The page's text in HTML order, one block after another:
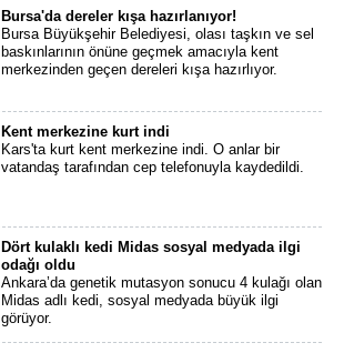
Bursa'da dereler kışa hazırlanıyor!
Bursa Büyükşehir Belediyesi, olası taşkın ve sel
baskınlarının önüne geçmek amacıyla kent
merkezinden geçen dereleri kışa hazırlıyor.
Kent merkezine kurt indi
Kars'ta kurt kent merkezine indi. O anlar bir
vatandaş tarafından cep telefonuyla kaydedildi.
Dört kulaklı kedi Midas sosyal medyada ilgi
odağı oldu
Ankara’da genetik mutasyon sonucu 4 kulağı olan
Midas adlı kedi, sosyal medyada büyük ilgi
görüyor.